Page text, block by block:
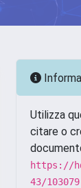
Utilizza
citare o
https://
43/103079